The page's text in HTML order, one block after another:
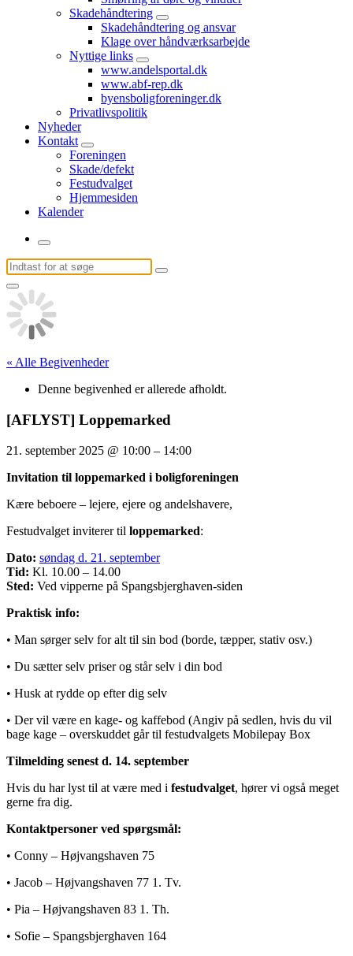
Skadehåndtering
Skadehåndtering og ansvar
Klage over håndværksarbejde
Nyttige links
www.andelsportal.dk
www.abf-rep.dk
byensboligforeninger.dk
Privatlivspolitik
Nyheder
Kontakt
Foreningen
Skade/defekt
Festudvalget
Hjemmesiden
Kalender
Søg
efter:
« Alle Begivenheder
Denne begivenhed er allerede afholdt.
[AFLYST] Loppemarked
21. september 2025 @ 10:00 – 14:00
Invitation til loppemarked i boligforeningen
Kære beboere – lejere, ejere og andelshavere,
Festudvalget inviterer til loppemarked:
Dato: søndag d. 21. september
Tid: Kl. 10.00 – 14.00
Sted: Ved vipperne på Spangsbjerghaven-siden
Praktisk info:
• Man sørger selv for alt til sin bod (borde, tæpper, stativ osv.)
• Du sætter selv priser og står selv i din bod
• Husk at rydde op efter dig selv
• Der vil være en kage- og kaffebod (Angiv på sedlen, hvis du vil
bage kage – overskuddet går til festudvalgets Mobilepay Box
Tilmelding senest d. 14. september
Hvis du har lyst til at være med i festudvalget, hører vi også meget
gerne fra dig.
Kontaktpersoner ved spørgsmål:
• Conny – Højvangshaven 75
• Jacob – Højvangshaven 77 1. Tv.
• Pia – Højvangshaven 83 1. Th.
• Sofie – Spangsbjerghaven 164